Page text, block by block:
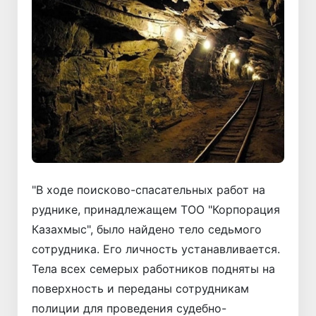
"В ходе поисково-спасательных работ на
руднике, принадлежащем ТОО "Корпорация
Казахмыс", было найдено тело седьмого
сотрудника. Его личность устанавливается.
Тела всех семерых работников подняты на
поверхность и переданы сотрудникам
полиции для проведения судебно-